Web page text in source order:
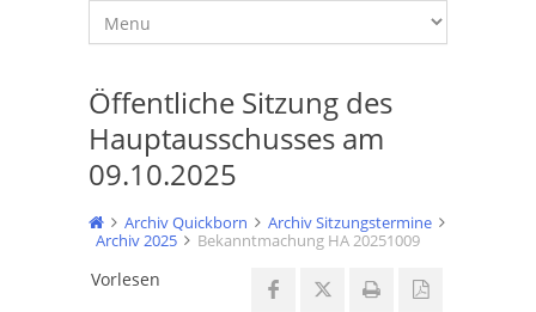
Öffentliche Sitzung des
Hauptausschusses am
09.10.2025
Archiv Quickborn
Archiv Sitzungstermine
Archiv 2025
Bekanntmachung HA 20251009
Vorlesen